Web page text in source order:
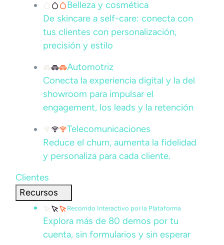
Belleza y cosmética
De skincare a self-care: conecta con
tus clientes con personalización,
precisión y estilo
Automotriz
Conecta la experiencia digital y la del
showroom para impulsar el
engagement, los leads y la retención
Telecomunicaciones
Reduce el churn, aumenta la fidelidad
y personaliza para cada cliente.
Clientes
Recursos
Recorrido Interactivo por la Plataforma
Explora más de 80 demos por tu
cuenta, sin formularios y sin esperar